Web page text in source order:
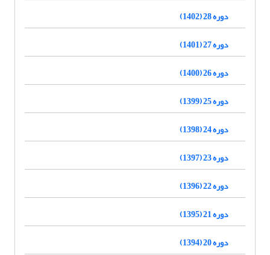
دوره 28 (1402)
دوره 27 (1401)
دوره 26 (1400)
دوره 25 (1399)
دوره 24 (1398)
دوره 23 (1397)
دوره 22 (1396)
دوره 21 (1395)
دوره 20 (1394)